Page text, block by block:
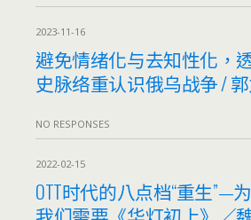
2023-11-16
避免情绪化与去知性化，
史脉络重认识俄乌战争 /
NO RESPONSES
2022-02-15
OTT时代的八点档“重生”—